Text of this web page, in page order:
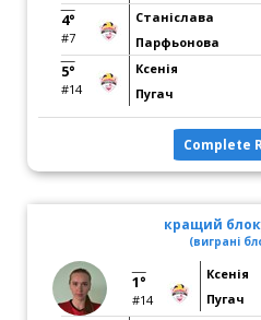
4°
#7
Станіслава
Парфьонова
5°
#14
Ксенія
Пугач
Complete
кращий
(виграні
1°
#14
Ксенія
Пугач